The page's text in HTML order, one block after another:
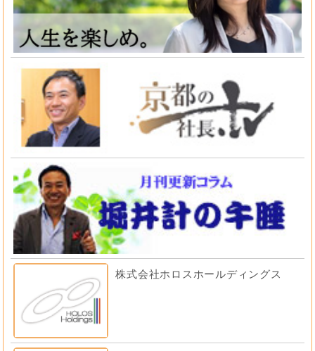
株式会社ホロスホールディングス